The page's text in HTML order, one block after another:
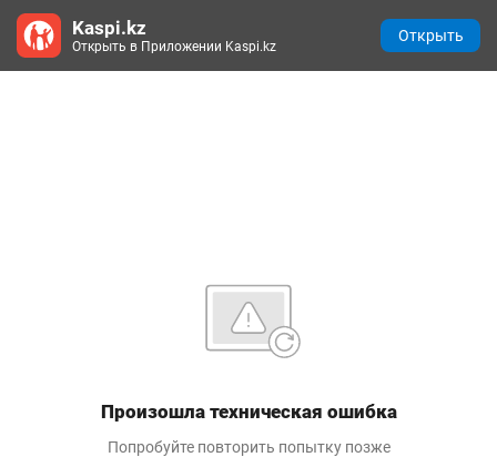
Произошла техническая ошибка
Попробуйте повторить попытку позже
Kaspi.kz
Открыть в Приложении Kaspi.kz
Открыть